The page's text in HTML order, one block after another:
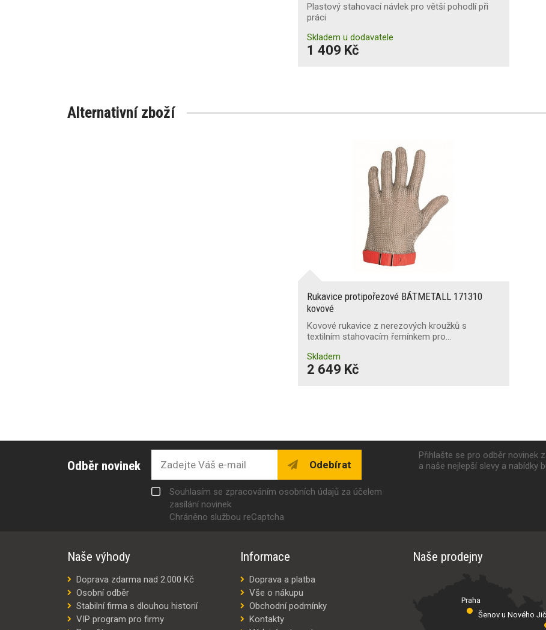
Plastový stahovací návlek pro větší pohodlí při
práci
Skladem u dodavatele
1 409 Kč
Alternativní zboží
Rukavice protipořezové BÁTMETALL 171310
kovové
Kovové rukavice z nerezových kroužků s
textilním stahovacím řemínkem pro…
Skladem
2 649 Kč
Odběr novinek Odebírat
Souhlasím se zpracováním osobních údajů za účelem
zasílání novinek
Chráněno službou reCaptcha
Přihlašte se pro odběr novinek
a naše nejlepší slevy a nabídky
Naše výhody
Doprava zdarma nad 2.000 Kč
Osobní odběr
Stabilní firma s dlouhou historií
VIP program pro firmy
Informace
Doprava a platba
Vše o nákupu
Obchodní podmínky
Kontakty
Naše prodejny
Praha
Šenov u Nového